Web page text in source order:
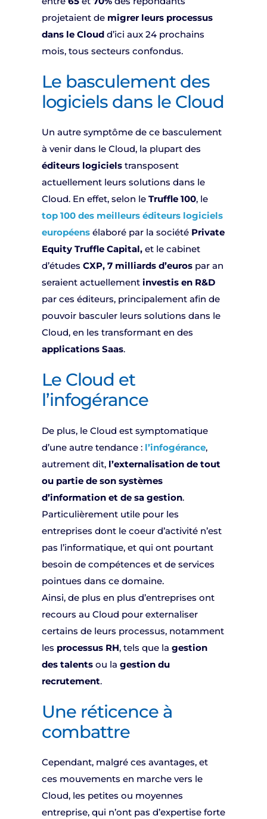
projetaient de migrer leurs processus
dans le Cloudd’ici aux 24 prochains
mois, tous secteurs confondus.
Le basculement des
logiciels dans le Cloud
Un autre symptôme de ce basculement
à venir dans le Cloud, la plupart des
éditeurs logicielstransposent
actuellement leurs solutions dans le
Cloud. En effet, selon le Truffle 100, le
top 100 des meilleurs éditeurs logiciels
européensélaboré par la société Private
Equity Truffle Capital,et le cabinet
d’études CXP, 7 milliards d’eurospar an
seraient actuellementinvestis en R&D
par ces éditeurs, principalement afin de
pouvoir basculer leurs solutions dans le
Cloud, en les transformant en des
applications Saas.
Le Cloud et
l’infogérance
De plus, le Cloud est symptomatique
d’une autre tendance : l’infogérance,
autrement dit,l’externalisation de tout
ou partie de son systèmes
d’information et de sa gestion.
Particulièrement utile pour les
entreprises dont le coeur d’activité n’est
pas l’informatique, et qui ont pourtant
besoin de compétences et de services
pointues dans ce domaine.
Ainsi, de plus en plus d’entreprises ont
recours au Cloud pour externaliser
certains de leurs processus, notamment
les processus RH, tels que la gestion
des talentsou la gestion du
recrutement.
Une réticence à
combattre
Cependant, malgré ces avantages, et
ces mouvements en marche vers le
Cloud, les petites ou moyennes
entreprise, qui n’ont pas d’expertise forte